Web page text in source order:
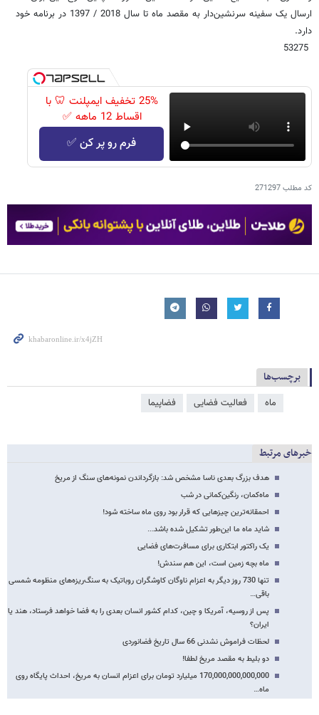
ارسال یک سفینه سرنشین‌دار به مقصد ماه تا سال 2018 / 1397 در برنامه خود
دارد.
25% تخفیف ایمپلنت 🦷 با
اقساط 12 ماهه ✅
فرم رو پر کن ✅
کد مطلب271297
برچسب‌ها
ماه فعالیت فضایی فضاپیما
خبرهای مرتبط
هدف بزرگ بعدی ناسا مشخص شد: بازگرداندن نمونه‌های سنگ از مریخ
ماه‌کمان، رنگین‌کمانی در شب
احمقانه‌ترین چیزهایی که قرار بود روی ماه ساخته شود!
شاید ماه ما این‌طور تشکیل شده باشد...
یک راکتور ابتکاری برای مسافرت‌های فضایی
ماه بچه زمین است، این هم سندش!
تنها 730 روز دیگر به اعزام ناوگان کاوشگران روباتیک به سنگ‌ریزه‌های منظومه شمسی
باقی…
پس از روسیه، آمریکا و چین، کدام کشور انسان بعدی را به فضا خواهد فرستاد، هند یا
ایران؟
لحظات فراموش نشدنی 66 سال تاریخ فضانوردی
دو بلیط به مقصد مریخ لطفا!
170,000,000,000,000 میلیارد تومان برای اعزام انسان به مریخ، احداث پایگاه روی
ماه…